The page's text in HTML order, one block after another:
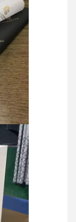
منزل